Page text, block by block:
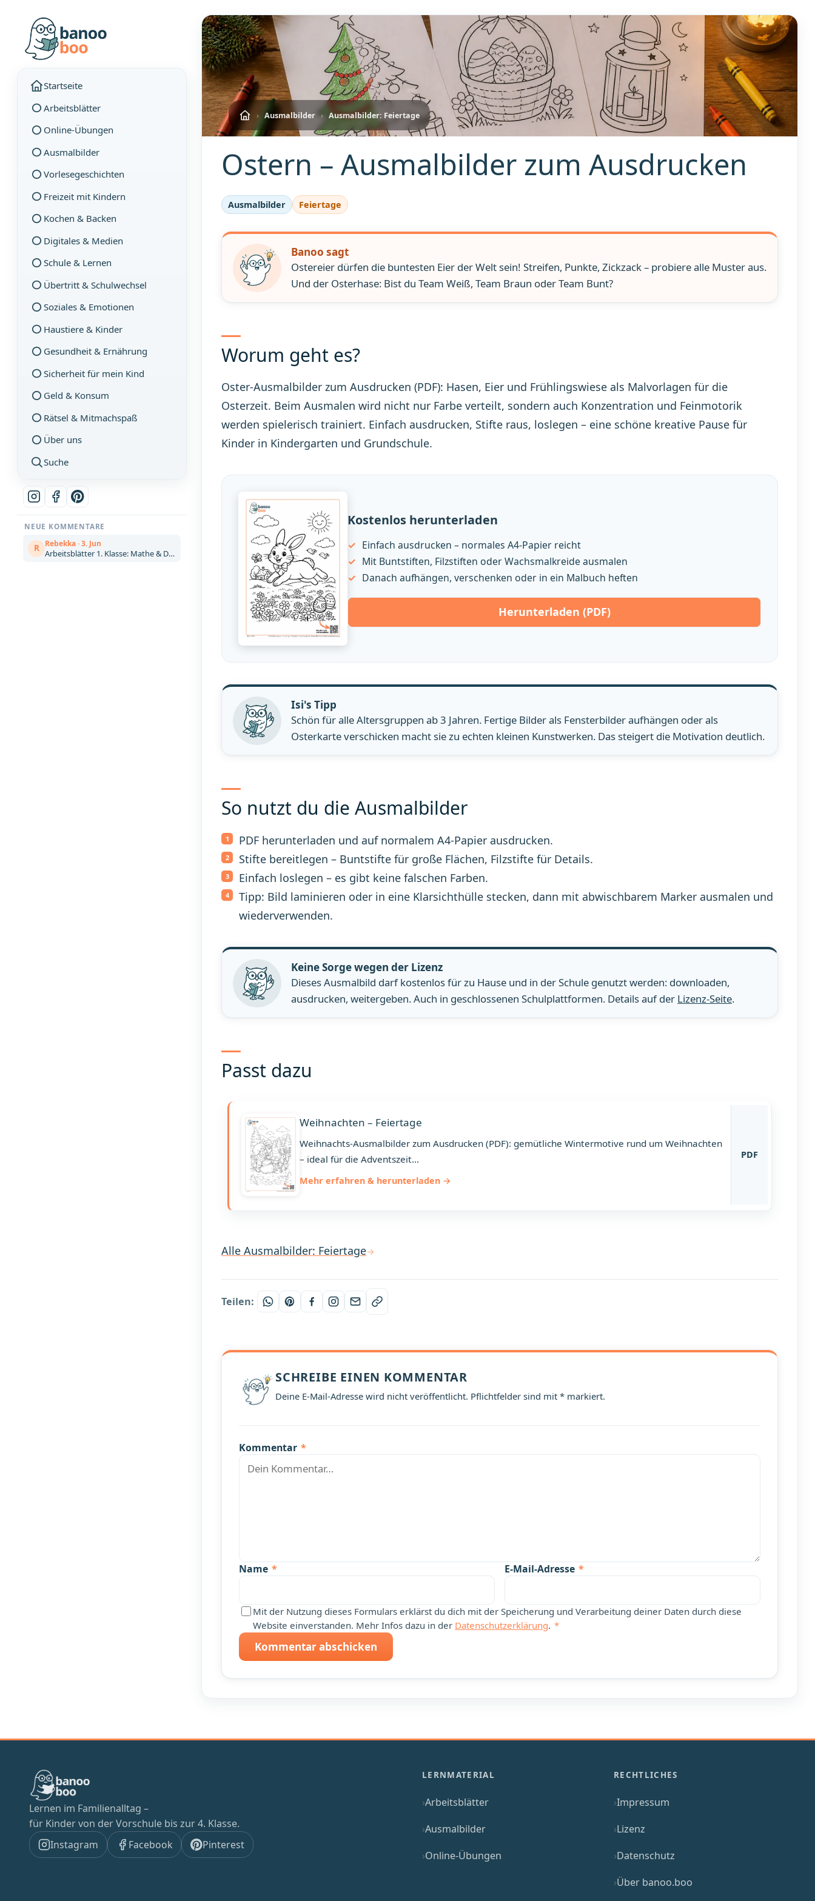
Startseite
Arbeitsblätter
Online-Übungen
Ausmalbilder
Vorlesegeschichten
Freizeit mit Kindern
Kochen & Backen
Digitales & Medien
Schule & Lernen
Übertritt & Schulwechsel
Soziales & Emotionen
Haustiere & Kinder
Gesundheit & Ernährung
Sicherheit für mein Kind
Geld & Konsum
Rätsel & Mitmachspaß
Über uns
Suche
NEUE KOMMENTARE
R Rebekka · 3. Jun
Arbeitsblätter 1. Klasse: Mathe & Deutsch kostenlos zum Ausdrucken (Artikel)
› Ausmalbilder › Ausmalbilder: Feiertage
Ostern – Ausmalbilder zum Ausdrucken
Ausmalbilder Feiertage
Banoo sagt
Ostereier dürfen die buntesten Eier der Welt sein! Streifen, Punkte, Zickzack – probiere alle Muster aus.
Und der Osterhase: Bist du Team Weiß, Team Braun oder Team Bunt?
Worum geht es?
Oster-Ausmalbilder zum Ausdrucken (PDF): Hasen, Eier und Frühlingswiese als Malvorlagen für die
Osterzeit. Beim Ausmalen wird nicht nur Farbe verteilt, sondern auch Konzentration und Feinmotorik
werden spielerisch trainiert. Einfach ausdrucken, Stifte raus, loslegen – eine schöne kreative Pause für
Kinder in Kindergarten und Grundschule.
Kostenlos herunterladen
Einfach ausdrucken – normales A4-Papier reicht
Mit Buntstiften, Filzstiften oder Wachsmalkreide ausmalen
Danach aufhängen, verschenken oder in ein Malbuch heften
Herunterladen (PDF)
Isi's Tipp
Schön für alle Altersgruppen ab 3 Jahren. Fertige Bilder als Fensterbilder aufhängen oder als
Osterkarte verschicken macht sie zu echten kleinen Kunstwerken. Das steigert die Motivation deutlich.
So nutzt du die Ausmalbilder
PDF herunterladen und auf normalem A4-Papier ausdrucken.
Stifte bereitlegen – Buntstifte für große Flächen, Filzstifte für Details.
Einfach loslegen – es gibt keine falschen Farben.
Tipp: Bild laminieren oder in eine Klarsichthülle stecken, dann mit abwischbarem Marker ausmalen und
wiederverwenden.
Keine Sorge wegen der Lizenz
Dieses Ausmalbild darf kostenlos für zu Hause und in der Schule genutzt werden: downloaden,
ausdrucken, weitergeben. Auch in geschlossenen Schulplattformen. Details auf der Lizenz-Seite.
Passt dazu
Weihnachten – Feiertage
Weihnachts-Ausmalbilder zum Ausdrucken (PDF): gemütliche Wintermotive rund um Weihnachten
– ideal für die Adventszeit...
Mehr erfahren & herunterladen
PDF
Alle Ausmalbilder: Feiertage
Teilen:
SCHREIBE EINEN KOMMENTAR
Deine E-Mail-Adresse wird nicht veröffentlicht. Pflichtfelder sind mit * markiert.
Kommentar *
Name * E-Mail-Adresse *
Mit der Nutzung dieses Formulars erklärst du dich mit der Speicherung und Verarbeitung deiner Daten durch diese
Website einverstanden. Mehr Infos dazu in der Datenschutzerklärung. *
Kommentar abschicken
Lernen im Familienalltag –
für Kinder von der Vorschule bis zur 4. Klasse.
Instagram
Facebook Pinterest
LERNMATERIAL
Arbeitsblätter
Ausmalbilder
Online-Übungen
RECHTLICHES
Impressum
Lizenz
Datenschutz
Über banoo.boo